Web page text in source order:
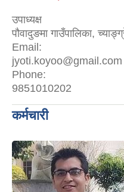
उपाध्यक्ष
पौवादुङमा गाउँपालिका,
Email:
jyoti.koyoo@gmail.com
Phone:
9851010202
कर्मचारी